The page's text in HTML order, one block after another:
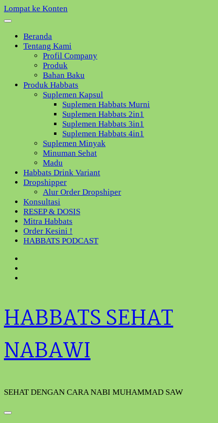
Lompat ke Konten
Beranda
Tentang Kami
Profil Company
Produk
Bahan Baku
Produk Habbats
Suplemen Kapsul
Suplemen Habbats Murni
Suplemen Habbats 2in1
Suplemen Habbats 3in1
Suplemen Habbats 4in1
Suplemen Minyak
Minuman Sehat
Madu
Habbats Drink Variant
Dropshipper
Alur Order Dropshiper
Konsultasi
RESEP & DOSIS
Mitra Habbats
Order Kesini !
HABBATS PODCAST
HABBATS SEHAT
NABAWI
SEHAT DENGAN CARA NABI MUHAMMAD SAW